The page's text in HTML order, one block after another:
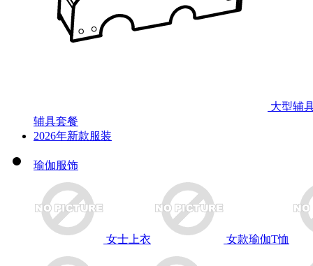
大型辅
辅具套餐
2026年新款服装
瑜伽服饰
女士上衣 女款瑜伽T恤